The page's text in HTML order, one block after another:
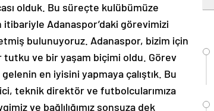
olduk. Bu süreçte kulübümüze
Adanaspor’daki görevimizi
bulunuyoruz. Adanaspor, bizim için
tutku ve bir yaşam biçimi oldu. Görev
en iyisini yapmaya çalıştık. Bu
teknik direktör ve futbolcularımıza
ve bağlılığımız sonsuza dek